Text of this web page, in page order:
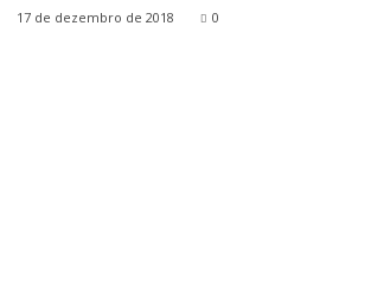
17 de dezembro de 2018 0